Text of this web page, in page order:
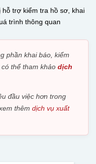
trợ kiểm tra hồ sơ, khai
trình thông quan
phần khai báo, kiểm
thể tham khảo dịch
đầu việc hơn trong
thêm dịch vụ xuất